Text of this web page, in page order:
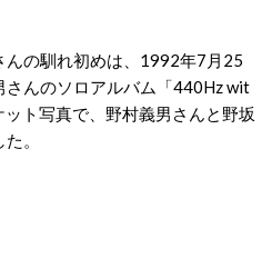
んの馴れ初めは、1992年7月25
さんのソロアルバム「440Hz wit
ト写真で、野村義男さんと野坂
。